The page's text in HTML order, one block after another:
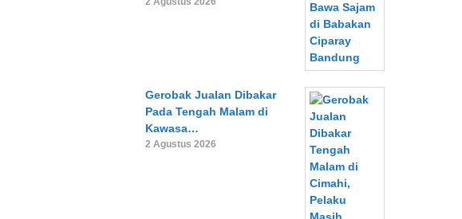
Gerobak Jualan Dibakar
Pada Tengah Malam di
Kawasa…
2 Agustus 2026